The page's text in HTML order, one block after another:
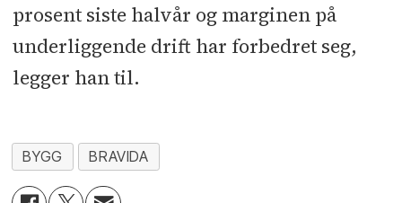
prosent siste halvår og marginen på
underliggende drift har forbedret seg,
legger han til.
BYGG BRAVIDA